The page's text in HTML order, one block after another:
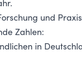
und
Zahlen:
in